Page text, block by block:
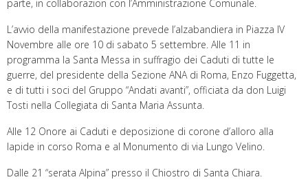
parte, in collaborazion con l’Amministrazione Comunale.
L’avvio della manifestazione prevede l’alzabandiera in Piazza IV
Novembre alle ore 10 di sabato 5 settembre. Alle 11 in
programma la Santa Messa in suffragio dei Caduti di tutte le
guerre, del presidente della Sezione ANA di Roma, Enzo Fuggetta,
e di tutti i soci del Gruppo “Andati avanti”, officiata da don Luigi
Tosti nella Collegiata di Santa Maria Assunta.
Alle 12 Onore ai Caduti e deposizione di corone d’alloro alla
lapide in corso Roma e al Monumento di via Lungo Velino.
Dalle 21 “serata Alpina” presso il Chiostro di Santa Chiara.